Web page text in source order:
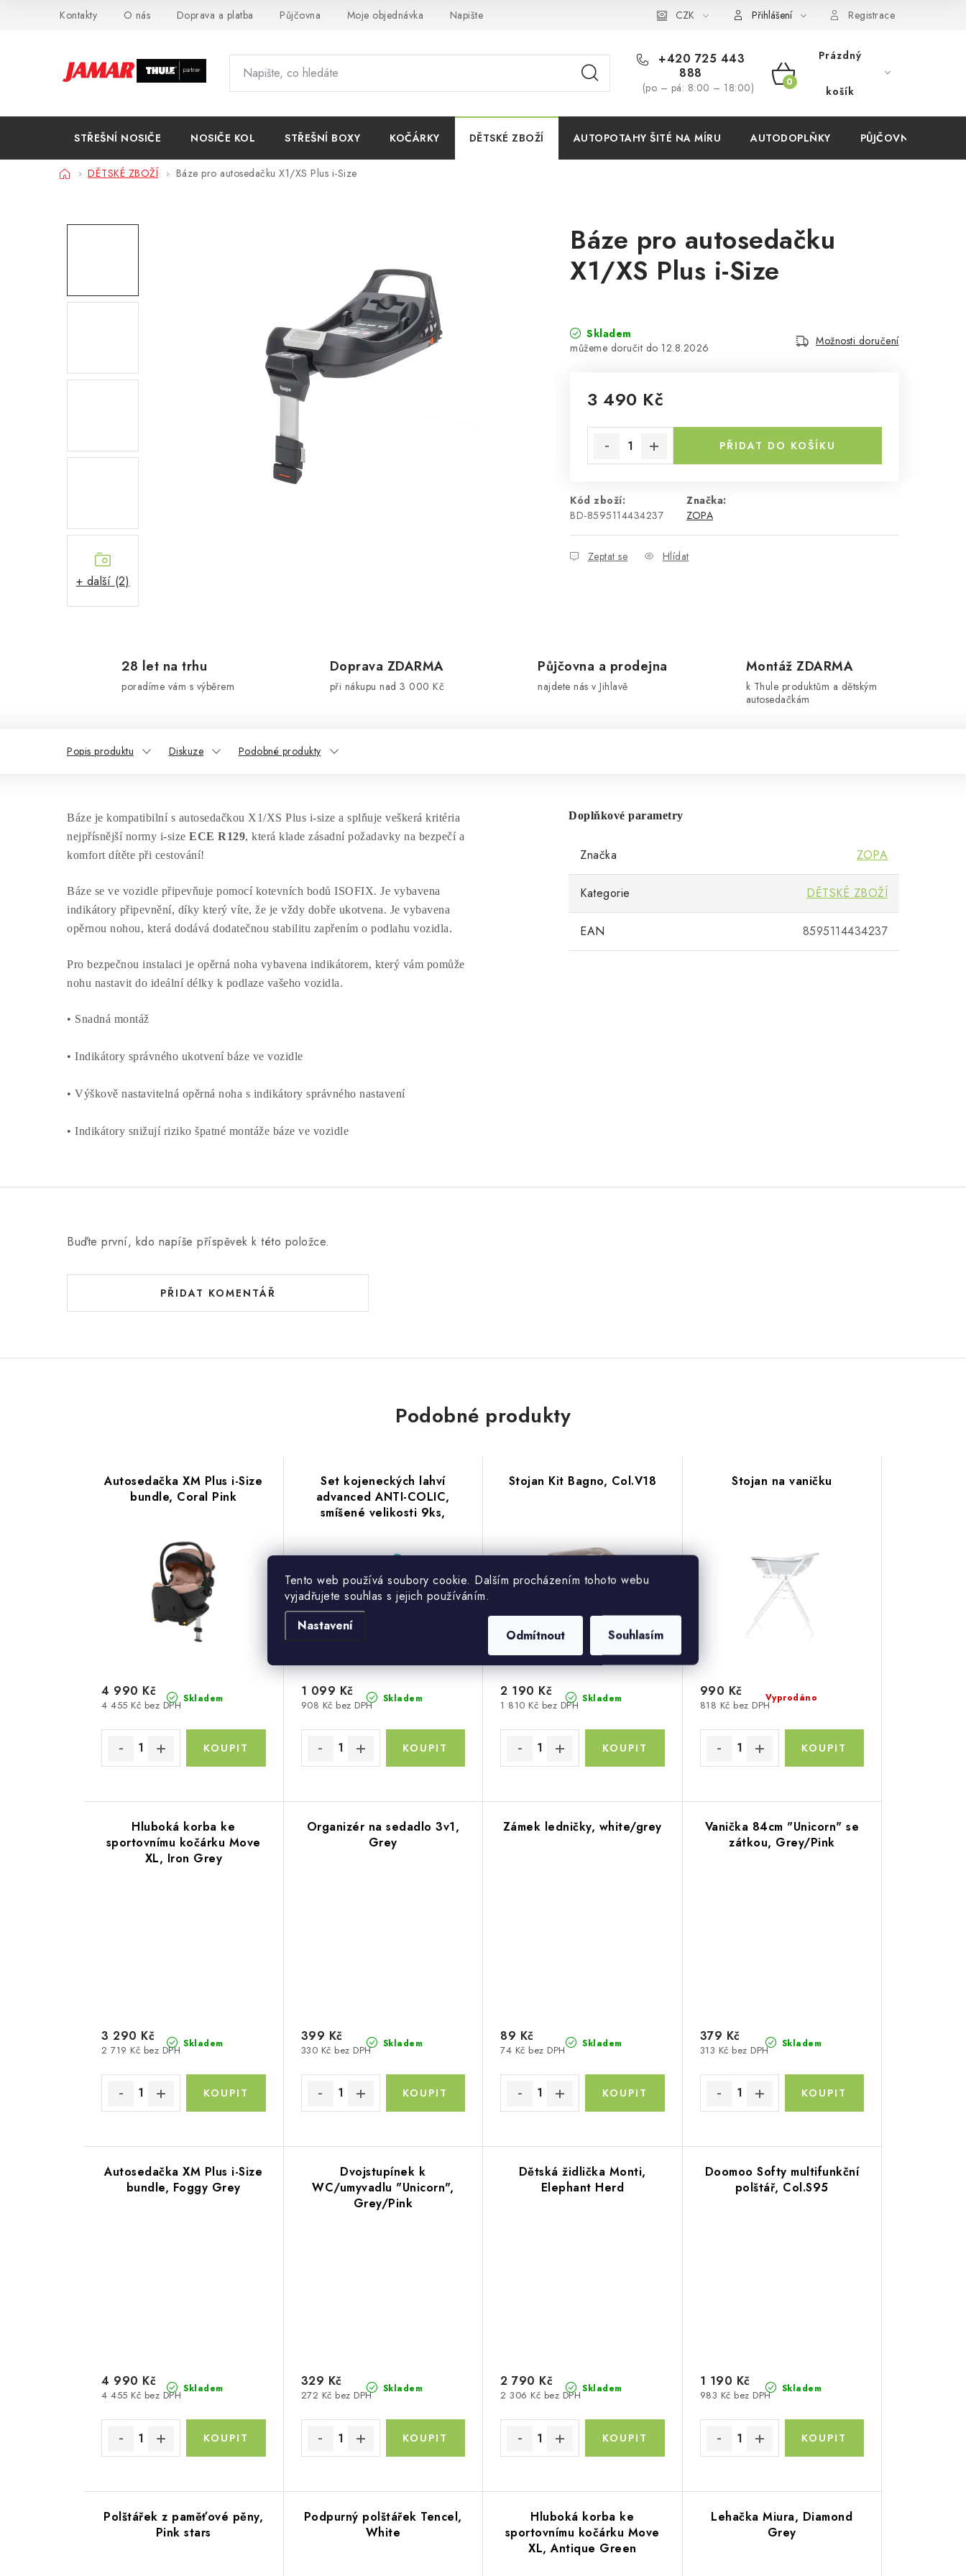
Tento web používá soubory cookie. Dalším procházením tohoto webu
vyjadřujete souhlas s jejich používáním.
Nastavení
Odmítnout Souhlasím
Kontakty O nás Doprava a platba Půjčovna Moje objednávka Napište nám Obchodní podmínky
CZK Přihlášení Registrace
+420 725 443
888
(po – pá: 8:00 – 18:00)
NÁKUPNÍ
Prázdný
košík
STŘEŠNÍ NOSIČE NOSIČE KOL STŘEŠNÍ BOXY KOČÁRKY DĚTSKÉ ZBOŽÍ AUTOPOTAHY ŠITÉ NA MÍRU AUTODOPLŇKY PŮJČOVNA
DomůDĚTSKÉ ZBOŽÍ Báze pro autosedačku X1/XS Plus i-Size
+ další (2)
Báze pro autosedačku
X1/XS Plus i-Size
Skladem
12.8.2026
Možnosti doručení
3 490 Kč
PŘIDAT DO KOŠÍKU
Kód zboží:
BD-8595114434237
Značka:
ZOPA
Zeptat se Hlídat
28 let na trhu
poradíme vám s výběrem
Doprava ZDARMA
při nákupu nad 3 000 Kč
Půjčovna a prodejna
najdete nás v Jihlavě
Montáž ZDARMA
k Thule produktům a dětským
autosedačkám
Popis produktu Diskuze Podobné produkty
Báze je kompatibilní s autosedačkou X1/XS Plus i-size a splňuje veškerá kritéria
nejpřísnější normy i-size ECE R129, která klade zásadní požadavky na bezpečí a
komfort dítěte při cestování!
Báze se ve vozidle připevňuje pomocí kotevních bodů ISOFIX. Je vybavena
indikátory připevnění, díky který víte, že je vždy dobře ukotvena. Je vybavena
opěrnou nohou, která dodává dodatečnou stabilitu zapřením o podlahu vozidla.
Pro bezpečnou instalaci je opěrná noha vybavena indikátorem, který vám pomůže
nohu nastavit do ideální délky k podlaze vašeho vozidla.
• Snadná montáž
• Indikátory správného ukotvení báze ve vozidle
• Výškově nastavitelná opěrná noha s indikátory správného nastavení
• Indikátory snižují riziko špatné montáže báze ve vozidle
Doplňkové parametry
Značka ZOPA
Kategorie DĚTSKÉ ZBOŽÍ
EAN 8595114434237
Buďte první, kdo napíše příspěvek k této položce.
PŘIDAT KOMENTÁŘ
Podobné produkty
Autosedačka XM Plus i-Size
bundle, Coral Pink
Skladem
4 455 Kč bez DPH
4 990 Kč
Set kojeneckých lahví
advanced ANTI-COLIC,
smíšené velikosti 9ks,
Skladem
908 Kč bez DPH
1 099 Kč
Stojan Kit Bagno, Col.V18
Skladem
1 810 Kč bez DPH
2 190 Kč
Stojan na vaničku
Vyprodáno
818 Kč bez DPH
990 Kč
Hluboká korba ke
sportovnímu kočárku Move
XL, Iron Grey
Skladem
2 719 Kč bez DPH
3 290 Kč
Organizér na sedadlo 3v1,
Grey
Skladem
330 Kč bez DPH
399 Kč
Zámek ledničky, white/grey
Skladem
74 Kč bez DPH
89 Kč
Vanička 84cm "Unicorn" se
zátkou, Grey/Pink
Skladem
313 Kč bez DPH
379 Kč
Autosedačka XM Plus i-Size
bundle, Foggy Grey
Skladem
4 455 Kč bez DPH
4 990 Kč
Dvojstupínek k
WC/umyvadlu "Unicorn",
Grey/Pink
Skladem
272 Kč bez DPH
329 Kč
Dětská židlička Monti,
Elephant Herd
Skladem
2 306 Kč bez DPH
2 790 Kč
Doomoo Softy multifunkční
polštář, Col.S95
Skladem
983 Kč bez DPH
1 190 Kč
Polštářek z paměťové pěny,
Pink stars
Podpurný polštářek Tencel,
White
Hluboká korba ke
sportovnímu kočárku Move
XL, Antique Green
Lehačka Miura, Diamond
Grey